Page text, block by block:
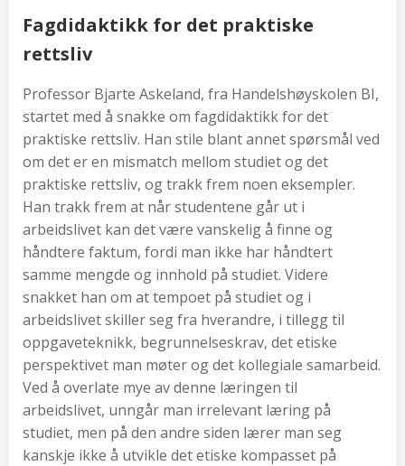
Fagdidaktikk for det praktiske
rettsliv
Professor Bjarte Askeland, fra Handelshøyskolen BI,
startet med å snakke om fagdidaktikk for det
praktiske rettsliv. Han stile blant annet spørsmål ved
om det er en mismatch mellom studiet og det
praktiske rettsliv, og trakk frem noen eksempler.
Han trakk frem at når studentene går ut i
arbeidslivet kan det være vanskelig å finne og
håndtere faktum, fordi man ikke har håndtert
samme mengde og innhold på studiet. Videre
snakket han om at tempoet på studiet og i
arbeidslivet skiller seg fra hverandre, i tillegg til
oppgaveteknikk, begrunnelseskrav, det etiske
perspektivet man møter og det kollegiale samarbeid.
Ved å overlate mye av denne læringen til
arbeidslivet, unngår man irrelevant læring på
studiet, men på den andre siden lærer man seg
kanskje ikke å utvikle det etiske kompasset på